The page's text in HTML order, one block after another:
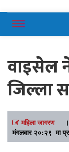
वाइसेल
जिल्ला
महिला जागरण।
मंगलवार २०:२९ मा